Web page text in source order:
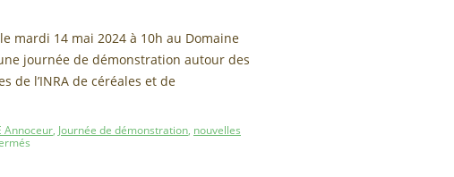
mardi 14 mai 2024 à 10h au Domaine
journée de démonstration autour des
de l’INRA de céréales et de
Annoceur, Journée de démonstration, nouvelles